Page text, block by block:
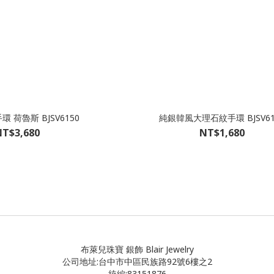
荷魯斯 BJSV6150 純銀韓風大理石紋手環
NT$1,680
布萊兒珠寶 銀飾 Blair Jewelry
公司地址:台中市中區民族路92號6樓之2